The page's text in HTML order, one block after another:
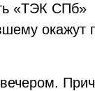
«ТЭК СПб»
окажут